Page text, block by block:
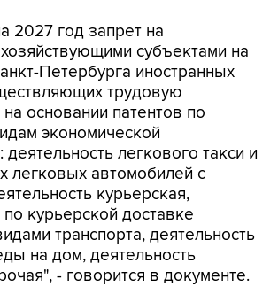
2027 год запрет на
субъектами на
Петербурга иностранных
трудовую
основании патентов по
экономической
деятельность легкового такси и
легковых автомобилей с
курьерская,
по курьерской доставке
транспорта, деятельность
на дом, деятельность
- говорится в документе.